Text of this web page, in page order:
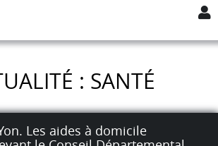
: SANTÉ
Les aides à domicile